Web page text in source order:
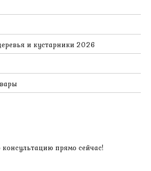
и кустарники 2026
прямо сейчас!